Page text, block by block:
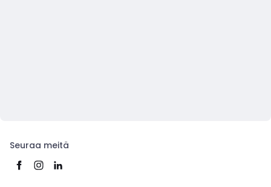
Seuraa meitä